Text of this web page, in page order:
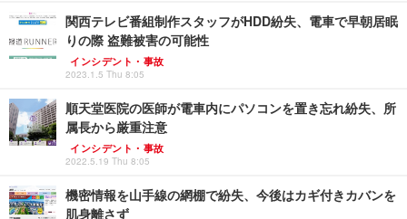
関西テレビ番組制作スタッフがHDD紛失、電車で早朝居眠
りの際 盗難被害の可能性
インシデント・事故
2023.1.5 Thu 8:05
順天堂医院の医師が電車内にパソコンを置き忘れ紛失、所
属長から厳重注意
インシデント・事故
2022.5.19 Thu 8:05
機密情報を山手線の網棚で紛失、今後はカギ付きカバンを
肌身離さず